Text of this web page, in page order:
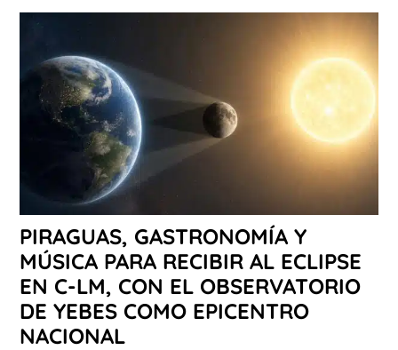
PIRAGUAS, GASTRONOMÍA Y
MÚSICA PARA RECIBIR AL ECLIPSE
EN C-LM, CON EL OBSERVATORIO
DE YEBES COMO EPICENTRO
NACIONAL